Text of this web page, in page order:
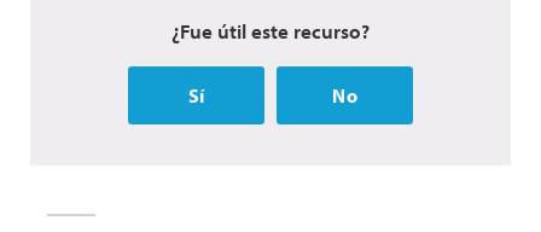
¿Fue útil este recurso?
Sí No